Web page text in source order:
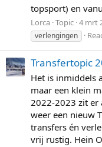
topsport) en
Lorca Topic 4 mrt
verlengingen
Transfertopic
Het is inmiddels
maar een klein
2022-2023 zit er
weer een nieuw
transfers én
vrij rustig. Hein